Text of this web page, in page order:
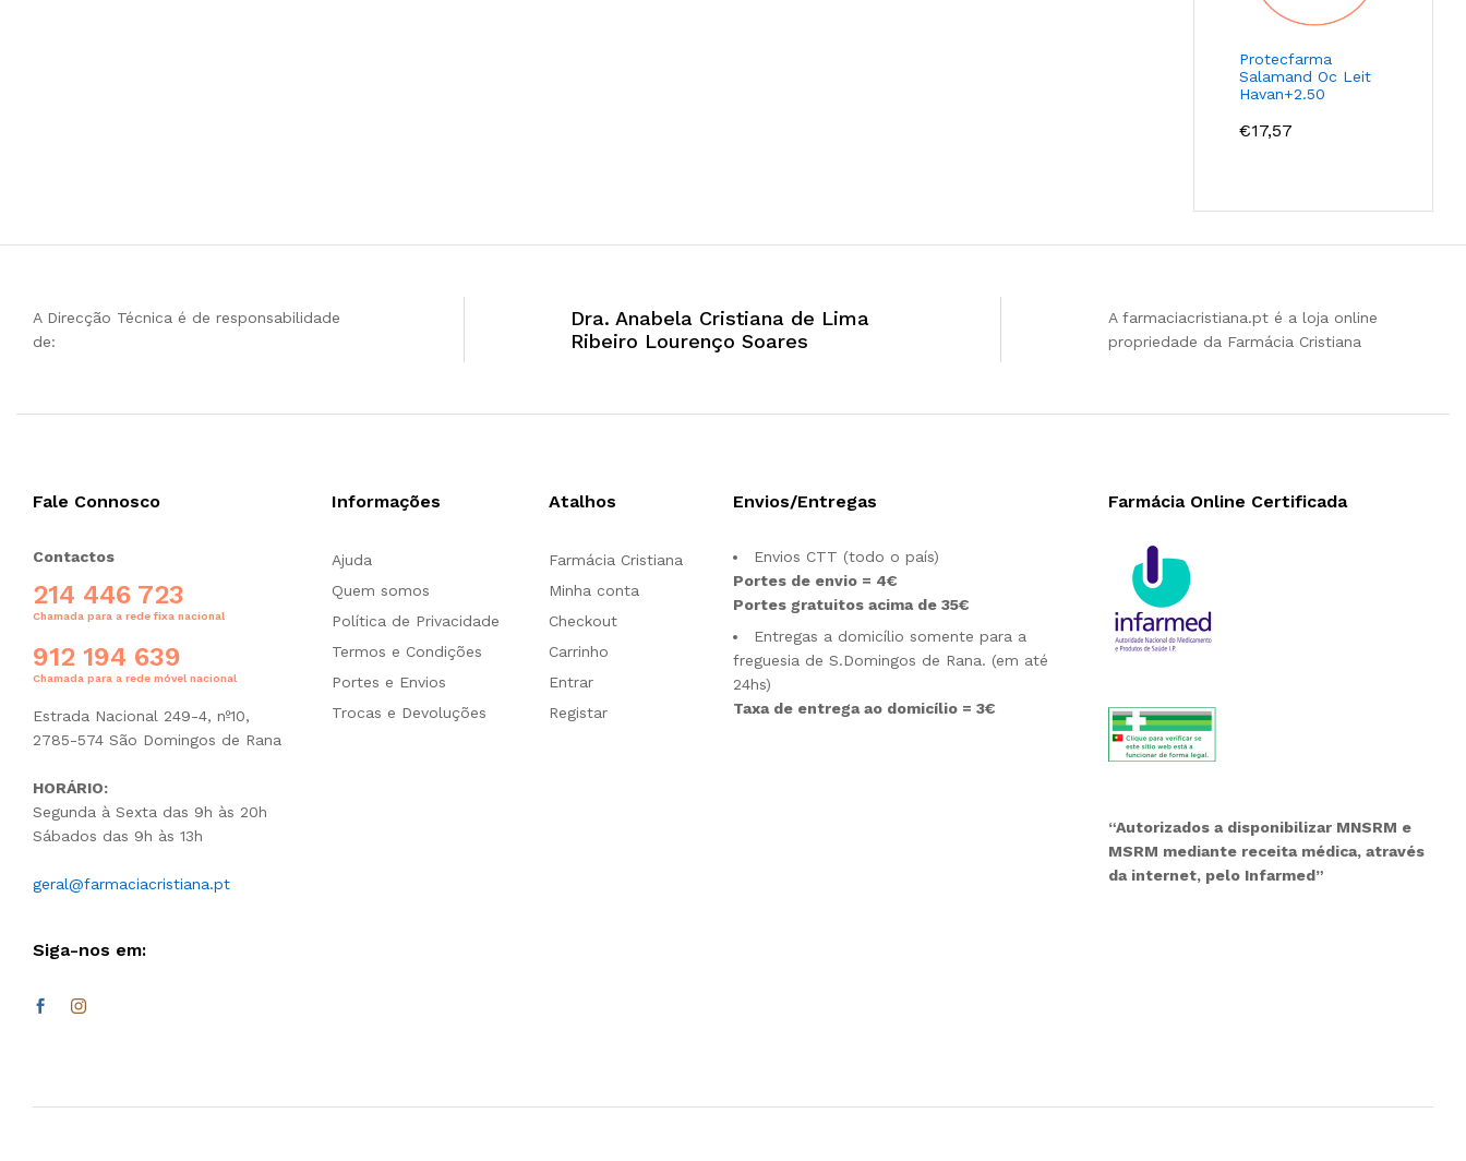
Protecfarma
Salamand Oc Leit
Havan+2.50
€17,57
A Direcção Técnica é de responsabilidade
de:
Dra. Anabela Cristiana de Lima
Ribeiro Lourenço Soares
A farmaciacristiana.pt é a loja online
propriedade da Farmácia Cristiana
Fale Connosco
Contactos
214 446 723
Chamada para a rede fixa nacional
912 194 639
Chamada para a rede móvel nacional
Estrada Nacional 249-4, nº10,
2785-574 São Domingos de Rana
HORÁRIO:
Segunda à Sexta das 9h às 20h
Sábados das 9h às 13h
geral@farmaciacristiana.pt
Siga-nos em:
Informações
Ajuda
Quem somos
Política de Privacidade
Termos e Condições
Portes e Envios
Trocas e Devoluções
Atalhos
Farmácia Cristiana
Minha conta
Checkout
Carrinho
Entrar
Registar
Envios/Entregas
Envios CTT (todo o país)
Portes de envio = 4€
Portes gratuitos acima de 35€
Entregas a domicílio somente para a
freguesia de S.Domingos de Rana. (em até
24hs)
Taxa de entrega ao domicílio = 3€
Farmácia Online Certificada
“Autorizados a disponibilizar MNSRM e
MSRM mediante receita médica, através
da internet, pelo Infarmed”